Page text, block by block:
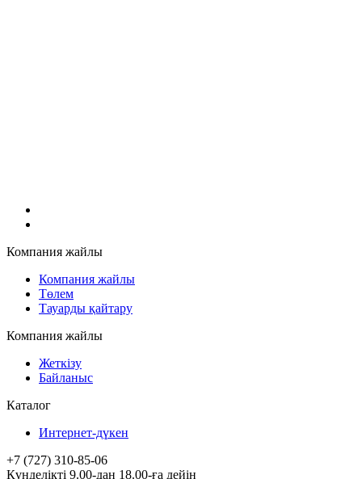
Компания жайлы
Компания жайлы
Төлем
Тауарды қайтару
Компания жайлы
Жеткізу
Байланыс
Каталог
Интернет-дүкен
+7 (727) 310-85-06
Күнделікті 9.00-дан 18.00-ға дейін